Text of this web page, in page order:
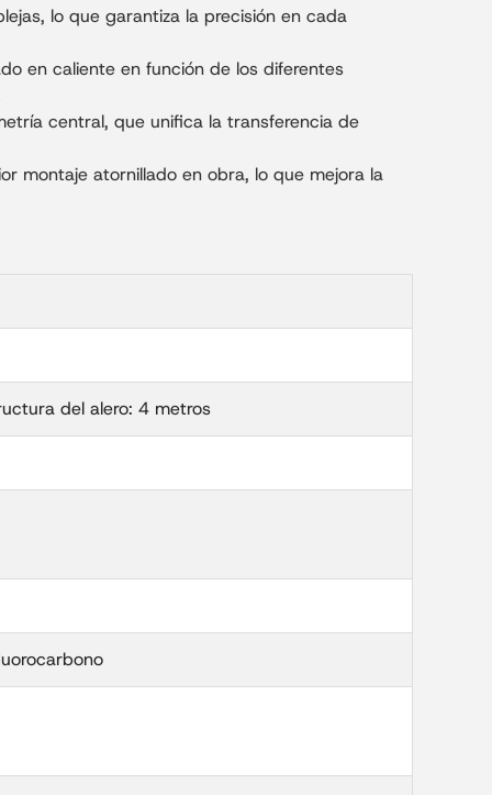
lo que garantiza la precisión en cada
en caliente en función de los diferentes
central, que unifica la transferencia de
montaje atornillado en obra, lo que mejora la
del alero: 4 metros